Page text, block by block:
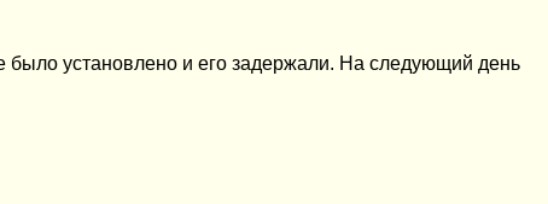
установлено и его задержали. На следующий день